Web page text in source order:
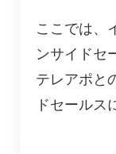
ここでは、
ンサイドセ
テレアポと
ドセール